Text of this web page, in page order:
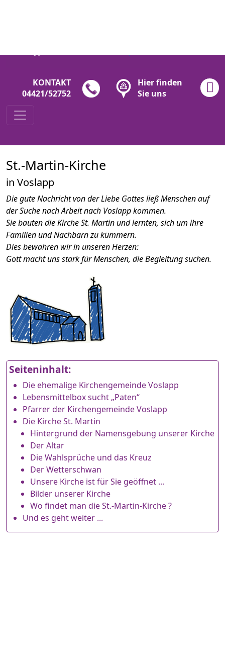
KONTAKT
04421/52752
Hier finden
Sie uns
St.-Martin-Kirche
in Voslapp
Die gute Nachricht von der Liebe Gottes ließ Menschen auf
der Suche nach Arbeit nach Voslapp kommen.
Sie bauten die Kirche St. Martin und lernten, sich um ihre
Familien und Nachbarn zu kümmern.
Dies bewahren wir in unseren Herzen:
Gott macht uns stark für Menschen, die Begleitung suchen.
Seiteninhalt:
Die ehemalige Kirchengemeinde Voslapp
Lebensmittelbox sucht „Paten“
Pfarrer der Kirchengemeinde Voslapp
Die Kirche St. Martin
Hintergrund der Namensgebung unserer Kirche
Der Altar
Die Wahlsprüche und das Kreuz
Der Wetterschwan
Unsere Kirche ist für Sie geöffnet ...
Bilder unserer Kirche
Wo findet man die St.-Martin-Kirche ?
Und es geht weiter ...